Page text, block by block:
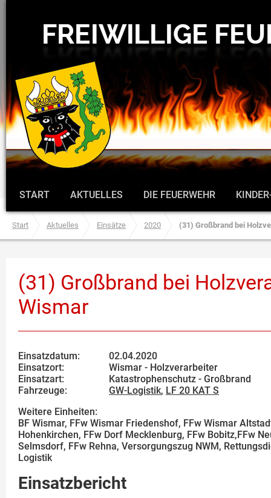
START AKTUELLES DIE FEUERWEHR
Start Aktuelles Einsätze 2020 (31) Großbrand bei
(31) Großbrand bei
Wismar
Einsatzdatum:
02.04.2020
Einsatzort:
Wismar - Holzverarbeiter
Einsatzart:
Katastrophenschutz - Großbrand
Fahrzeuge:
GW-Logistik, LF 20 KAT S
Weitere Einheiten:
BF Wismar, FFw Wismar Friedenshof, FFw Wismar
Hohenkirchen, FFw Dorf Mecklenburg, FFw Bobitz,FFw
Selmsdorf, FFw Rehna, Versorgungszug NWM,
Logistik
Einsatzbericht